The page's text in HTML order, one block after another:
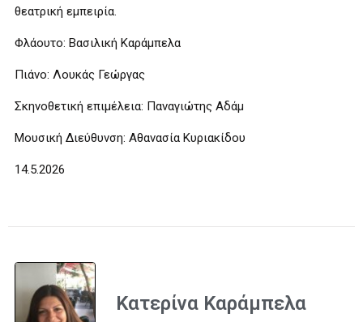
θεατρική εμπειρία.
Φλάουτο: Βασιλική Καράμπελα
Πιάνο: Λουκάς Γεώργας
Σκηνοθετική επιμέλεια: Παναγιώτης Αδάμ
Μουσική Διεύθυνση: Αθανασία Κυριακίδου
14.5.2026
Κατερίνα Καράμπελα